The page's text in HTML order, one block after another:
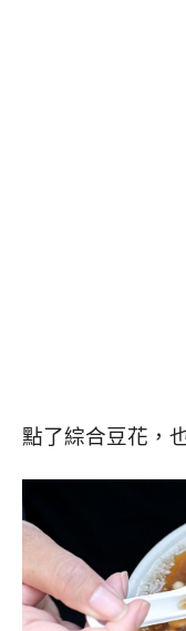
點了綜合豆花，